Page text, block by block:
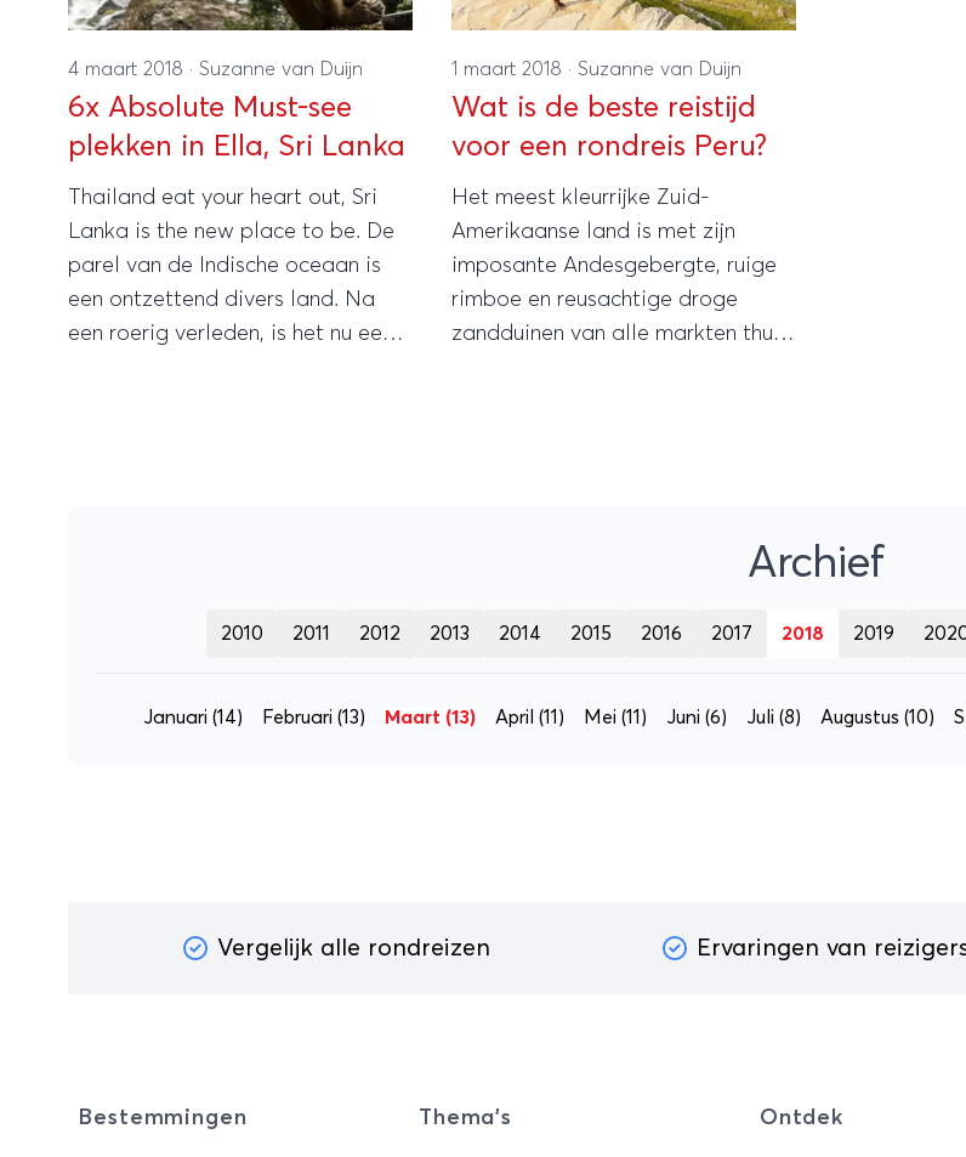
4 maart 2018 · Suzanne van Duijn
6x Absolute Must-see
plekken in Ella, Sri Lanka
Thailand eat your heart out, Sri
Lanka is the new place to be. De
parel van de Indische oceaan is
een ontzettend divers land. Na
een roerig verleden, is het nu een
1 maart 2018 · Suzanne van Duijn
Wat is de beste reistijd
voor een rondreis Peru?
Het meest kleurrijke Zuid-
Amerikaanse land is met zijn
imposante Andesgebergte, ruige
rimboe en reusachtige droge
zandduinen van alle markten thuis.
Archief
2010 2011 2012 2013 2014 2015 2016 2017 2018 2019
Januari (14) Februari (13) Maart (13) April (11) Mei (11) Juni (6) Juli (8) Augustus (10)
Vergelijk alle rondreizen Ervaringen van
Bestemmingen Thema's Ontdek